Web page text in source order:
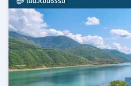
ทัวร์จีน 8
ก.ค. / ส.ค. / ก.ย. / ต.ค.
ที่พักระดับ
ลั่วหยาง - ทะเลทรายกู่เอ๋อปานถ
ทะเลสาบอูหลุนกู่ - ทุ่งน้ำมันร้อย